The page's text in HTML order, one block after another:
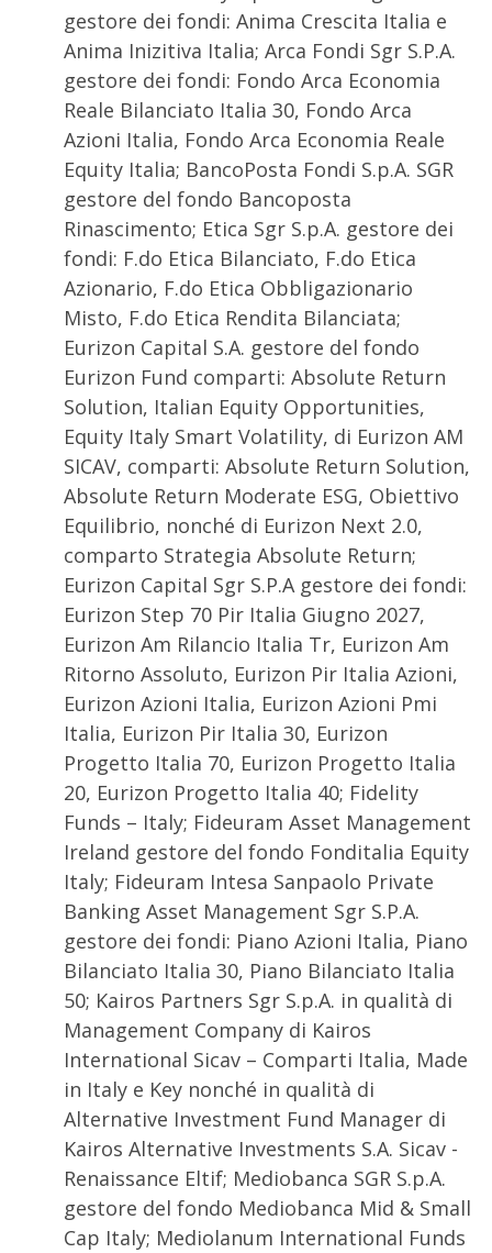
gestore dei fondi: Anima Crescita Italia e
Anima Inizitiva Italia; Arca Fondi Sgr S.P.A.
gestore dei fondi: Fondo Arca Economia
Reale Bilanciato Italia 30, Fondo Arca
Azioni Italia, Fondo Arca Economia Reale
Equity Italia; BancoPosta Fondi S.p.A. SGR
gestore del fondo Bancoposta
Rinascimento; Etica Sgr S.p.A. gestore dei
fondi: F.do Etica Bilanciato, F.do Etica
Azionario, F.do Etica Obbligazionario
Misto, F.do Etica Rendita Bilanciata;
Eurizon Capital S.A. gestore del fondo
Eurizon Fund comparti: Absolute Return
Solution, Italian Equity Opportunities,
Equity Italy Smart Volatility, di Eurizon AM
SICAV, comparti: Absolute Return Solution,
Absolute Return Moderate ESG, Obiettivo
Equilibrio, nonché di Eurizon Next 2.0,
comparto Strategia Absolute Return;
Eurizon Capital Sgr S.P.A gestore dei fondi:
Eurizon Step 70 Pir Italia Giugno 2027,
Eurizon Am Rilancio Italia Tr, Eurizon Am
Ritorno Assoluto, Eurizon Pir Italia Azioni,
Eurizon Azioni Italia, Eurizon Azioni Pmi
Italia, Eurizon Pir Italia 30, Eurizon
Progetto Italia 70, Eurizon Progetto Italia
20, Eurizon Progetto Italia 40; Fidelity
Funds – Italy; Fideuram Asset Management
Ireland gestore del fondo Fonditalia Equity
Italy; Fideuram Intesa Sanpaolo Private
Banking Asset Management Sgr S.P.A.
gestore dei fondi: Piano Azioni Italia, Piano
Bilanciato Italia 30, Piano Bilanciato Italia
50; Kairos Partners Sgr S.p.A. in qualità di
Management Company di Kairos
International Sicav – Comparti Italia, Made
in Italy e Key nonché in qualità di
Alternative Investment Fund Manager di
Kairos Alternative Investments S.A. Sicav -
Renaissance Eltif; Mediobanca SGR S.p.A.
gestore del fondo Mediobanca Mid & Small
Cap Italy; Mediolanum International Funds